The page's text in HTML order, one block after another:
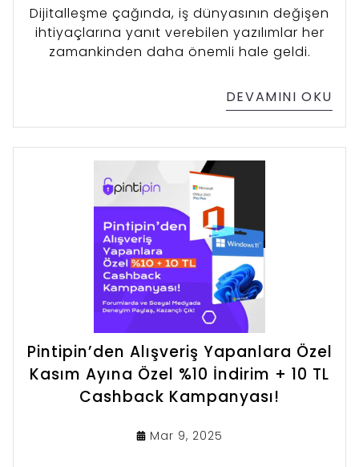
Dijitalleşme çağında, iş dünyasının değişen
ihtiyaçlarına yanıt verebilen yazılımlar her
zamankinden daha önemli hale geldi.
DEVAMINI OKU
Pintipin’den Alışveriş Yapanlara Özel
Kasım Ayına Özel %10 İndirim + 10 TL
Cashback Kampanyası!
Mar 9, 2025